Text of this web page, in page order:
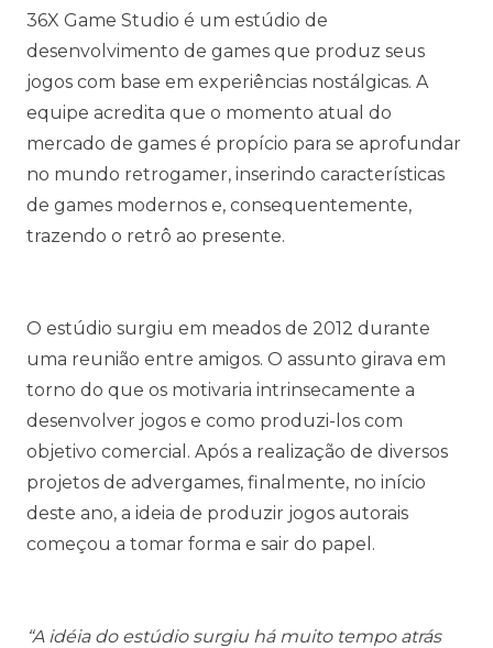
36X Game Studio é um estúdio de
desenvolvimento de games que produz seus
jogos com base em experiências nostálgicas. A
equipe acredita que o momento atual do
mercado de games é propício para se aprofundar
no mundo retrogamer, inserindo características
de games modernos e, consequentemente,
trazendo o retrô ao presente.
O estúdio surgiu em meados de 2012 durante
uma reunião entre amigos. O assunto girava em
torno do que os motivaria intrinsecamente a
desenvolver jogos e como produzi-los com
objetivo comercial. Após a realização de diversos
projetos de advergames, finalmente, no início
deste ano, a ideia de produzir jogos autorais
começou a tomar forma e sair do papel.
“A idéia do estúdio surgiu há muito tempo atrás